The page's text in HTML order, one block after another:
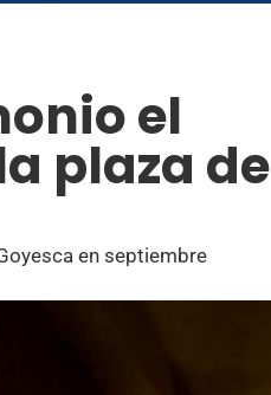
el
plaza de
en septiembre